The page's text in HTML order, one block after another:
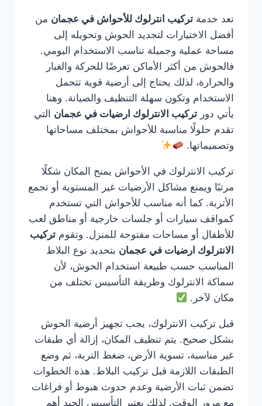
تعد خدمة تركيب انترلوك للأحواش في عجمان من
أفضل الاختيارات لتجديد الحوش وتحويله إلى
مساحة عملية وجميلة تناسب الاستخدام اليومي.
فالحوش من أكثر الأماكن تعرضًا للحركة والغبار
والحرارة، لذلك يحتاج إلى أرضية قوية تتحمل
الاستخدام وتكون سهلة التنظيف والصيانة. وهنا
يأتي دور تركيب الانترلوك ارضيات في عجمان التي
تقدم حلولًا مناسبة للأحواش بمختلف مساحاتها
وتصميماتها.
تركيب الانترلوك في الأحواش يمنح المكان شكلًا
مرتبًا ويمنع مشاكل الأرضيات غير المستوية أو تجمع
الأتربة. كما أنه مناسب للأحواش التي تستخدم
كمواقف سيارات أو جلسات خارجية أو مناطق لعب
للأطفال أو مساحات مفتوحة للمنزل. وتقوم تركيب
الانترلوك ارضيات في عجمان بتحديد نوع البلاط
المناسب حسب طبيعة استخدام الحوش، لأن
سماكة الانترلوك وطريقة التأسيس تختلف من
مكان لآخر.
قبل تركيب الانترلوك، يجب تجهيز أرضية الحوش
بشكل صحيح. يتم تنظيف المكان، إزالة أي طبقات
غير مناسبة، تسوية الأرض، ضغط التربة، ثم وضع
الطبقات اللازمة قبل تركيب البلاط. هذه الخطوات
تضمن ثبات الأرضية وعدم حدوث هبوط أو فراغات
مع مرور الوقت. لذلك يعتبر التأسيس الجيد أهم